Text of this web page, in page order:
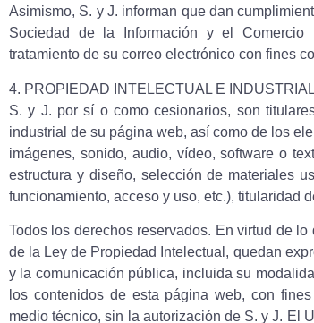
Asimismo, S. y J. informan que dan
Sociedad de la Información y el Comercio
tratamiento de su correo electrónico con fines
4. PROPIEDAD INTELECTUAL E INDUSTRIAL
S. y J. por sí o como cesionarios, son
industrial de su página web, así como de los
imágenes, sonido, audio, vídeo, software o
estructura y diseño, selección de materiales
funcionamiento, acceso y uso, etc.), titularidad
Todos los derechos reservados. En virtud de
de la Ley de Propiedad Intelectual, quedan
y la comunicación pública, incluida su
los contenidos de esta página web, con
medio técnico, sin la autorización de S. y J. El